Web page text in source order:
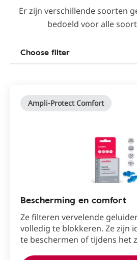
Er zijn verschillende soorten
bedoeld voor alle
Choose filter
Ampli-Protect Comfort
Bescherming en comfort
Ze filteren vervelende
volledig te blokkeren. Ze zijn
te beschermen of tijdens het